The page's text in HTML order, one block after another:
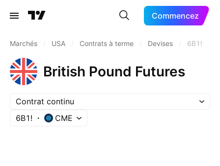
Commencez
Marchés USA Contrats à terme Devises 6B1!
British Pound Futures
Contrat continu
6B1!
CME